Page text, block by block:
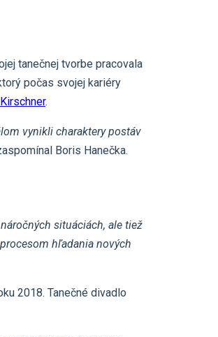
tanečnej tvorbe pracovala
počas svojej kariéry
.
vynikli charaktery postáv
Boris Hanečka.
situáciách, ale tiež
hľadania nových
2018. Tanečné divadlo